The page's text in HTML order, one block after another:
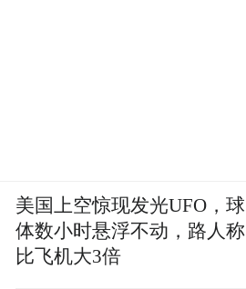
美国上空惊现发光UFO，球
体数小时悬浮不动，路人称
比飞机大3倍